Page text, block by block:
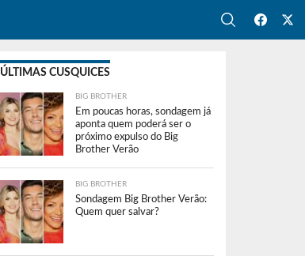
ÚLTIMAS CUSQUICES
BIG BROTHER
Em poucas horas, sondagem já
aponta quem poderá ser o
próximo expulso do Big
Brother Verão
BIG BROTHER
Sondagem Big Brother Verão:
Quem quer salvar?